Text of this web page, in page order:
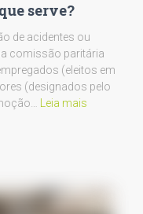
serve?
de acidentes ou
comissão paritária
(eleitos em
(designados pelo
Leia mais